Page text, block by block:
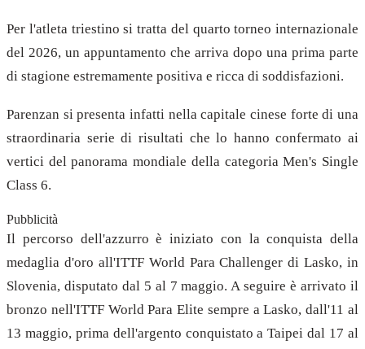
Per l'atleta triestino si tratta del quarto torneo internazionale
del 2026, un appuntamento che arriva dopo una prima parte
di stagione estremamente positiva e ricca di soddisfazioni.
Parenzan si presenta infatti nella capitale cinese forte di una
straordinaria serie di risultati che lo hanno confermato ai
vertici del panorama mondiale della categoria Men's Single
Class 6.
Pubblicità
Il percorso dell'azzurro è iniziato con la conquista della
medaglia d'oro all'ITTF World Para Challenger di Lasko, in
Slovenia, disputato dal 5 al 7 maggio. A seguire è arrivato il
bronzo nell'ITTF World Para Elite sempre a Lasko, dall'11 al
13 maggio, prima dell'argento conquistato a Taipei dal 17 al